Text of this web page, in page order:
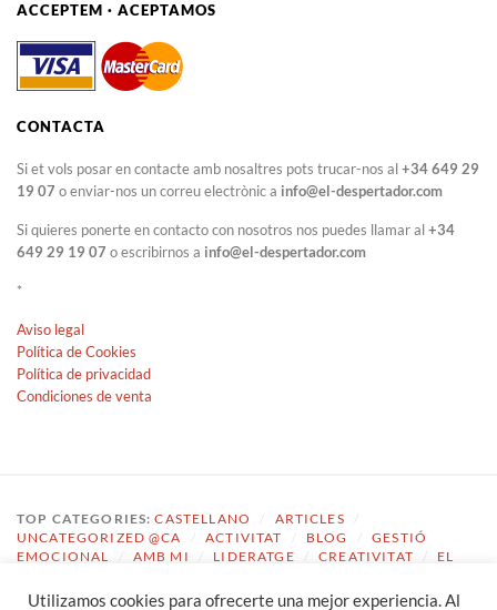
ACCEPTEM · ACEPTAMOS
CONTACTA
Si et vols posar en contacte amb nosaltres pots trucar-nos al+34 649 29
19 07 o enviar-nos un correu electrònic a info@el-despertador.com
Si quieres ponerte en contacto con nosotros nos puedes llamar al+34
649 29 19 07 o escribirnos a info@el-despertador.com
*
Aviso legal
Política de Cookies
Política de privacidad
Condiciones de venta
TOP CATEGORIES:CASTELLANO ARTICLES
UNCATEGORIZED @CA
ACTIVITAT BLOG
GESTIÓ
EMOCIONAL
AMB MI LIDERATGE CREATIVITAT
EL
TOP TAGS:COACHING / GESTIÓ EMOCIONAL / ECOLOGIA
Utilizamos cookies para ofrecerte una mejor experiencia. Al